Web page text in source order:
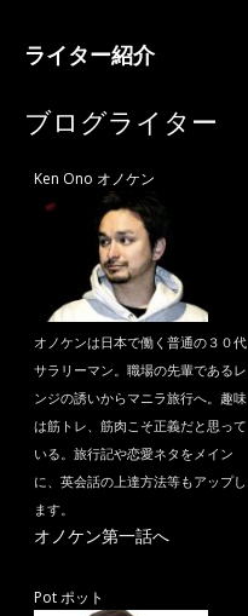
ライター紹介
ブログライター
Ken Ono オノケン
オノケンは日本で働く普通の３０代
サラリーマン。職場の先輩であるレ
ンジの誘いからマニラ旅行へ。趣味
は筋トレ、筋肉こそ正義だと思って
いる。旅行記や恋愛ネタをメイン
に、英会話の上達方法等もアップし
ます。
オノケン第一話へ
Pot ポット